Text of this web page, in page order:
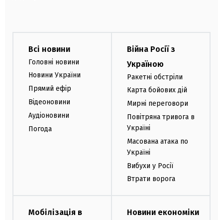
Всі новини
Головні новини
Новини України
Прямий ефір
Відеоновини
Аудіоновини
Погода
Війна Росії з
Україною
Ракетні обстріли
Карта бойових дій
Мирні переговори
Повітряна тривога в
Україні
Масована атака по
Україні
Вибухи у Росії
Втрати ворога
Мобілізація в
Новини економіки